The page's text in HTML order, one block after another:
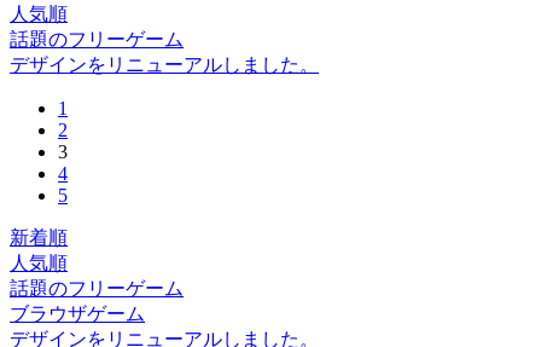
人気順
話題のフリーゲーム
デザインをリニューアルしました。
1
2
3
4
5
新着順
人気順
話題のフリーゲーム
ブラウザゲーム
デザインをリニューアルしました。